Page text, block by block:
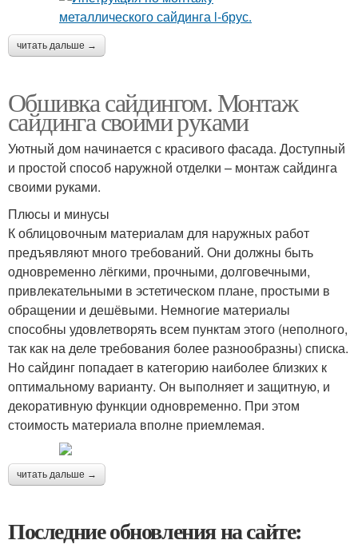
читать дальше →
Обшивка сайдингом. Монтаж
сайдинга своими руками
Уютный дом начинается с красивого фасада. Доступный
и простой способ наружной отделки – монтаж сайдинга
своими руками.
Плюсы и минусы
К облицовочным материалам для наружных работ
предъявляют много требований. Они должны быть
одновременно лёгкими, прочными, долговечными,
привлекательными в эстетическом плане, простыми в
обращении и дешёвыми. Немногие материалы
способны удовлетворять всем пунктам этого (неполного,
так как на деле требования более разнообразны) списка.
Но сайдинг попадает в категорию наиболее близких к
оптимальному варианту. Он выполняет и защитную, и
декоративную функции одновременно. При этом
стоимость материала вполне приемлемая.
читать дальше →
Последние обновления на сайте: